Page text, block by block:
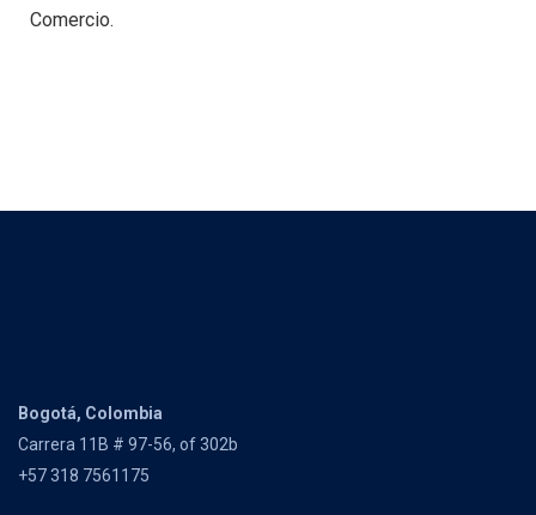
Comercio.
Bogotá, Colombia
Carrera 11B # 97-56, of 302b
+57 318 7561175